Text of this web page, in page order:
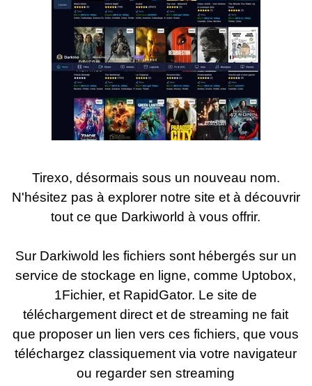
Tirexo, désormais sous un nouveau nom.
N'hésitez pas à explorer notre site et à découvrir
tout ce que Darkiworld à vous offrir.
Sur Darkiwold les fichiers sont hébergés sur un
service de stockage en ligne, comme Uptobox,
1Fichier, et RapidGator. Le site de
téléchargement direct et de streaming ne fait
que proposer un lien vers ces fichiers, que vous
téléchargez classiquement via votre navigateur
ou regarder sen streaming